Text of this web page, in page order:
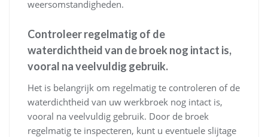
weersomstandigheden.
Controleer regelmatig of de
waterdichtheid van de broek nog intact is,
vooral na veelvuldig gebruik.
Het is belangrijk om regelmatig te controleren of de
waterdichtheid van uw werkbroek nog intact is,
vooral na veelvuldig gebruik. Door de broek
regelmatig te inspecteren, kunt u eventuele slijtage